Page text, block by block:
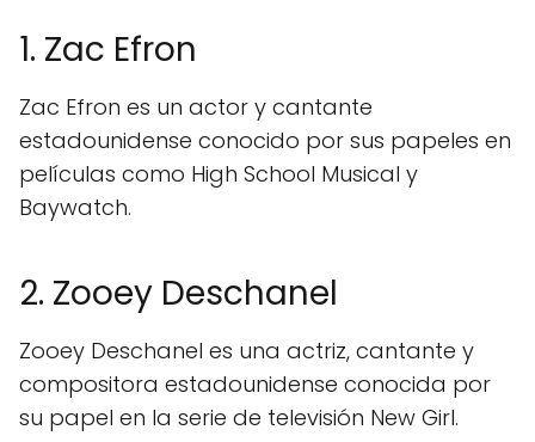
1. Zac Efron
Zac Efron es un actor y cantante
estadounidense conocido por sus papeles en
películas como High School Musical y
Baywatch.
2. Zooey Deschanel
Zooey Deschanel es una actriz, cantante y
compositora estadounidense conocida por
su papel en la serie de televisión New Girl.